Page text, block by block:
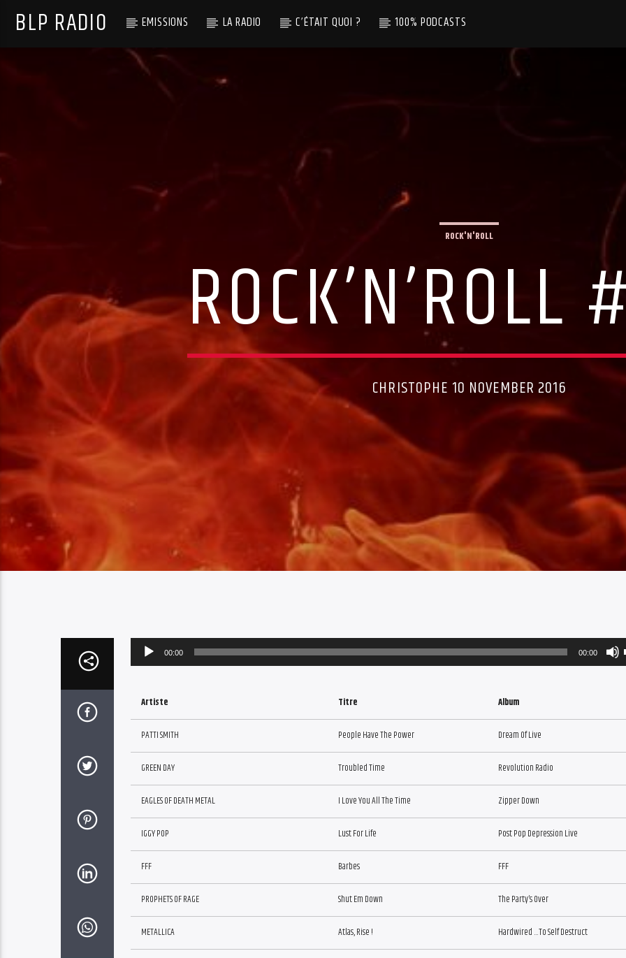
BLP RADIO EMISSIONS LA RADIO C’ÉTAIT QUOI ? 100% PODCASTS
ROCK'N'ROLL
ROCK’N’ROLL
CHRISTOPHE 10 NOVEMBER 2016
Audio
Player
00:00 00:00
Artiste Titre Album
PATTI SMITH People Have The Power Dream Of Live
GREEN DAY Troubled Time Revolution Radio
EAGLES OF DEATH METAL I Love You All The Time Zipper Down
IGGY POP Lust For Life Post Pop Depression Live
FFF Barbes FFF
PROPHETS OF RAGE Shut Em Down The Party’s Over
METALLICA Atlas, Rise ! Hardwired …To Self Destruct